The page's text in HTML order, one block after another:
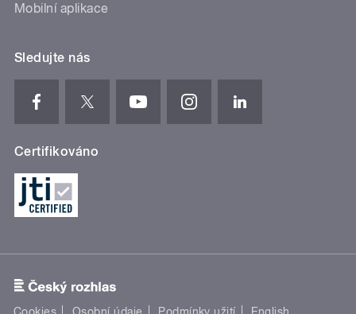
Mobilní aplikace
Sledujte nás
Certifikováno
Cookies Osobní údaje Podmínky užití English